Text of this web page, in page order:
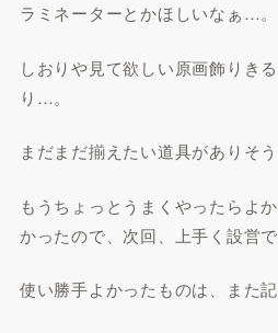
ラミネーターとかほしいなぁ…。
しおりや見て欲しい原画飾りき
り…。
まだまだ揃えたい道具がありそう
もうちょっとうまくやったらよ
かったので、次回、上手く設営で
使い勝手よかったものは、また記